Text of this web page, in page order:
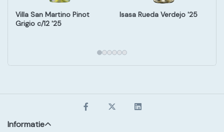
Villa San Martino Pinot
Grigio c/12 '25
Isasa Rueda Verdejo '25
Informatie